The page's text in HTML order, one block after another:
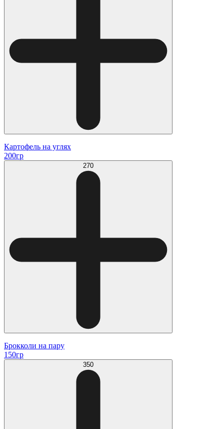
Картофель на углях
200гр
270
Брокколи на пару
150гр
350